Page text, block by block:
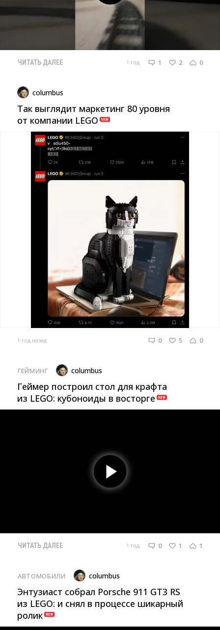
ЧИТАТЬ ДАЛЕЕ 1 год 1 2 0
columbus
Так выглядит маркетинг 80 уровня
от компании LEGO
1 год назад 0 5 0
ГЕЙМИНГ columbus
Геймер построил стол для крафта
из LEGO: кубоноиды в восторге
ЧИТАТЬ ДАЛЕЕ 1 год 0 1 1
АВТОМОБИЛИ columbus
Энтузиаст собрал Porsche 911 GT3 RS
из LEGO: и снял в процессе шикарный
ролик